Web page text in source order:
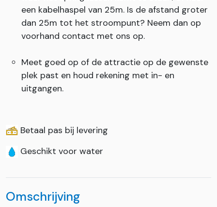
een kabelhaspel van 25m. Is de afstand groter
dan 25m tot het stroompunt? Neem dan op
voorhand contact met ons op.
Meet goed op of de attractie op de gewenste
plek past en houd rekening met in- en
uitgangen.
Betaal pas bij levering
Geschikt voor water
Omschrijving